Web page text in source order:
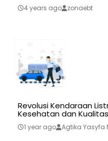
4 years ago zonaebt
Revolusi Kendaraan
Kesehatan dan
1 year ago Agtika Yasyfa